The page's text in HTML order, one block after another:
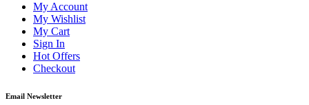
My Account
My Wishlist
My Cart
Sign In
Hot Offers
Checkout
Email Newsletter